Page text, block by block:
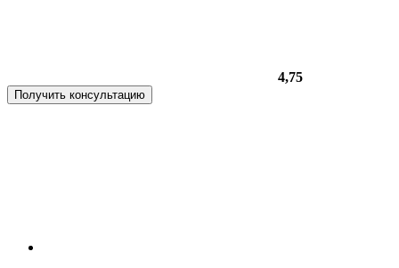
4,75
Получить консультацию